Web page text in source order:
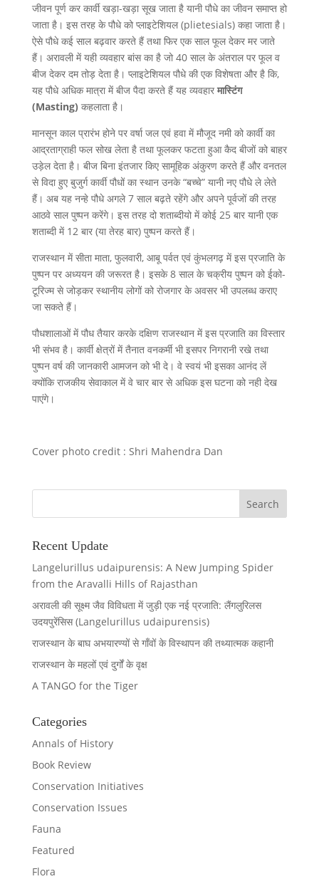
जीवन पूर्ण कर कार्वी खड़ा-खड़ा सूख जाता है यानी पौधे का जीवन समाप्त हो
जाता है। इस तरह के पौधे को प्लाइटेशियल (plietesials) कहा जाता है।
ऐसे पौधे कई साल बढ़वार करते हैं तथा फिर एक साल फूल देकर मर जाते
हैं। अरावली में यही व्यवहार बांस का है जो 40 साल के अंतराल पर फूल व
बीज देकर दम तोड़ देता है। प्लाइटेशियल पौधे की एक विशेषता और है कि,
यह पौधे अधिक मात्रा में बीज पैदा करते हैं यह व्यवहार मास्टिंग
(Masting) कहलाता है।
मानसून काल प्रारंभ होने पर वर्षा जल एवं हवा में मौजूद नमी को कार्वी का
आद्रताग्राही फल सोख लेता है तथा फूलकर फटता हुआ कैद बीजों को बाहर
उड़ेल देता है। बीज बिना इंतजार किए सामूहिक अंकुरण करते हैं और वनतल
से विदा हुए बुजुर्ग कार्वी पौधों का स्थान उनके “बच्चे” यानी नए पौधे ले लेते
हैं। अब यह नन्हे पौधे अगले 7 साल बढ़ते रहेंगे और अपने पूर्वजों की तरह
आठवे साल पुष्पन करेंगे। इस तरह दो शताब्दीयो में कोई 25 बार यानी एक
शताब्दी में 12 बार (या तेरह बार) पुष्पन करते हैं।
राजस्थान में सीता माता, फुलवारी, आबू पर्वत एवं कुंभलगढ़ में इस प्रजाति के
पुष्पन पर अध्ययन की जरूरत है। इसके 8 साल के चक्रीय पुष्पन को ईको-
टूरिज्म से जोड़कर स्थानीय लोगों को रोजगार के अवसर भी उपलब्ध कराए
जा सकते हैं।
पौधशालाओं में पौध तैयार करके दक्षिण राजस्थान में इस प्रजाति का विस्तार
भी संभव है। कार्वी क्षेत्रों में तैनात वनकर्मी भी इसपर निगरानी रखे तथा
पुष्पन वर्ष की जानकारी आमजन को भी दे। वे स्वयं भी इसका आनंद लें
क्योंकि राजकीय सेवाकाल में वे चार बार से अधिक इस घटना को नही देख
पाएंगे।
Cover photo credit : Shri Mahendra Dan
Recent Update
Langelurillus udaipurensis: A New Jumping Spider
from the Aravalli Hills of Rajasthan
अरावली की सूक्ष्म जैव विविधता में जुड़ी एक नई प्रजाति: लैंगलुरिलस
उदयपुरेंसिस (Langelurillus udaipurensis)
राजस्थान के बाघ अभयारण्यों से गाँवों के विस्थापन की तथ्यात्मक कहानी
राजस्थान के महलों एवं दुर्गों के वृक्ष
A TANGO for the Tiger
Categories
Annals of History
Book Review
Conservation Initiatives
Conservation Issues
Fauna
Featured
Flora